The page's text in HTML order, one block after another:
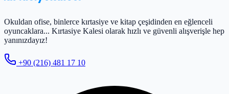
Okuldan ofise, binlerce kırtasiye ve kitap çeşidinden en eğlenceli
oyuncaklara... Kırtasiye Kalesi olarak hızlı ve güvenli alışverişle hep
yanınızdayız!
+90 (216) 481 17 10